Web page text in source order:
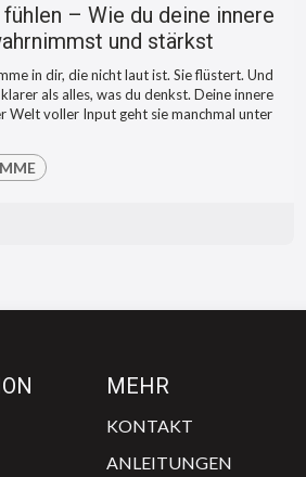
fühlen – Wie du deine innere
und stärkst
in dir, die nicht laut ist. Sie flüstert. Und
als alles, was du denkst. Deine innere
Welt voller Input geht sie manchmal unter
MEHR
KONTAKT
ANLEITUNGEN